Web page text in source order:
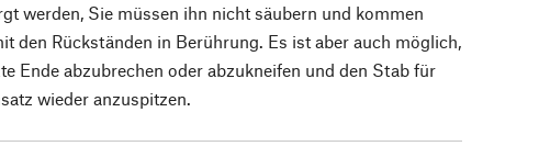
werden, Sie müssen ihn nicht säubern und kommen
den Rückständen in Berührung. Es ist aber auch möglich,
Ende abzubrechen oder abzukneifen und den Stab für
wieder anzuspitzen.